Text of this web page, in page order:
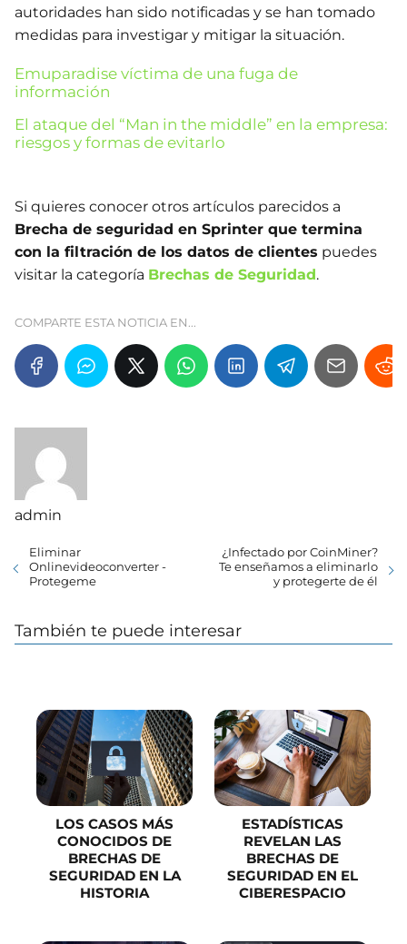
autoridades han sido notificadas y se han tomado
medidas para investigar y mitigar la situación.
Emuparadise víctima de una fuga de
información
El ataque del “Man in the middle” en la empresa:
riesgos y formas de evitarlo
Si quieres conocer otros artículos parecidos a
Brecha de seguridad en Sprinter que termina
con la filtración de los datos de clientes puedes
visitar la categoría Brechas de Seguridad .
COMPARTE ESTA NOTICIA EN...
admin
Eliminar
Onlinevideoconverter -
Protegeme
¿Infectado por CoinMiner?
Te enseñamos a eliminarlo
y protegerte de él
También te puede interesar
LOS CASOS MÁS
CONOCIDOS DE
BRECHAS DE
SEGURIDAD EN LA
HISTORIA
ESTADÍSTICAS
REVELAN LAS
BRECHAS DE
SEGURIDAD EN EL
CIBERESPACIO